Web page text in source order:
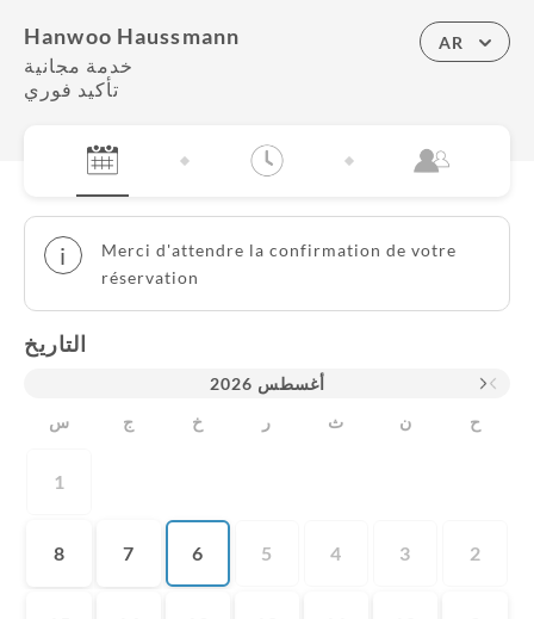
Hanwoo Haussmann
خدمة مجانية
تأكيد فوري
AR
i
Merci d'attendre la confirmation de votre
réservation
التاريخ
أغسطس 2026
ح
ن ث ر خ ج س
1
2
3
4
5
6
7
8